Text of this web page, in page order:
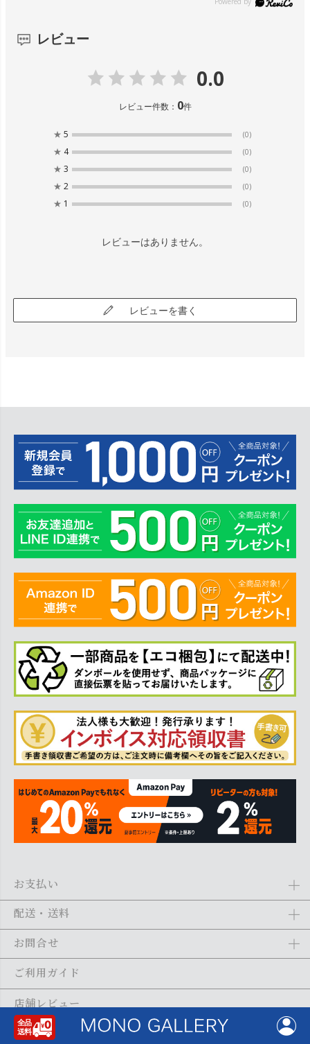
レビュー
0.0
レビュー件数： 0件
★ 5 (0)
★ 4 (0)
★ 3 (0)
★ 2 (0)
★ 1 (0)
レビューはありません。
レビューを書く
お支払い
Amazon Pay、クレジットカード、代金引換、あと払い(ペイディ)、銀
い。
配送・送料
全商品送料無料
ご注文の翌日から1～2日営業日以内に発送いたします。ご注文の混雑
状況によって、多少前後する場合がございます。詳しくは
お問合せ
メール：shopping@monogallery.jp
メールの返信につきましては、1～2営業日以内にさせていただいてお
ります。
ご利用ガイド
店舗レビュー